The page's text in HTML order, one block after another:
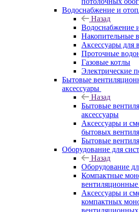
Водоснабжение и
Назад
Водоснабжение
Накопительные
Аксессуары для
Проточные
Газовые котлы
Электрические
Бытовые
аксессуары
Назад
Бытовые
аксессуары
Аксессуары и
бытовых
Бытовые
Оборудование для
Назад
Оборудование
Компактные
вентиляционные
Аксессуары и
компактных
вентиляционных